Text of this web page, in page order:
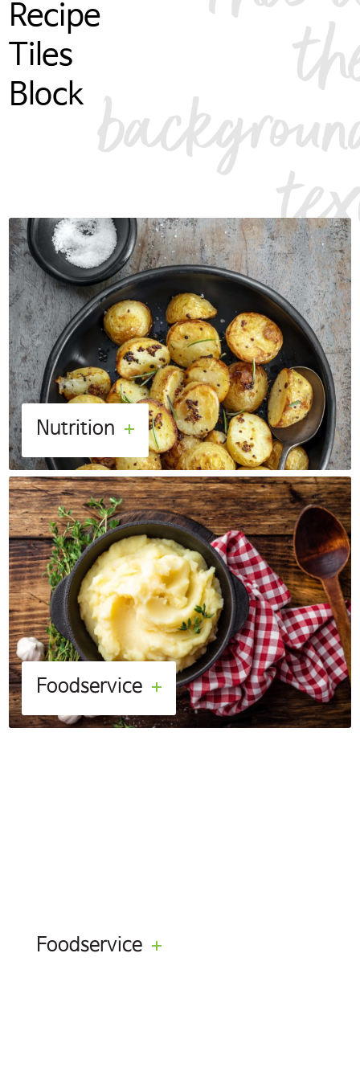
Recipe
Tiles
Block
Nutrition
Foodservice
Foodservice